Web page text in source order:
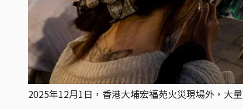
2025年12月1日，香港大埔宏福苑火災現場外，大